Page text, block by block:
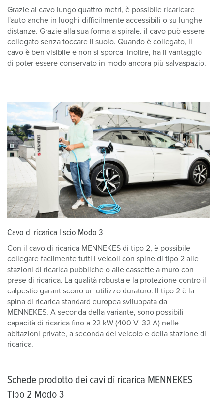
Grazie al cavo lungo quattro metri, è possibile ricaricare
l'auto anche in luoghi difficilmente accessibili o su lunghe
distanze. Grazie alla sua forma a spirale, il cavo può essere
collegato senza toccare il suolo. Quando è collegato, il
cavo è ben visibile e non si sporca. Inoltre, ha il vantaggio
di poter essere conservato in modo ancora più salvaspazio.
Cavo di ricarica liscio Modo 3
Con il cavo di ricarica MENNEKES di tipo 2, è possibile
collegare facilmente tutti i veicoli con spine di tipo 2 alle
stazioni di ricarica pubbliche o alle cassette a muro con
prese di ricarica. La qualità robusta e la protezione contro il
calpestio garantiscono un utilizzo duraturo. Il tipo 2 è la
spina di ricarica standard europea sviluppata da
MENNEKES. A seconda della variante, sono possibili
capacità di ricarica fino a 22 kW (400 V, 32 A) nelle
abitazioni private, a seconda del veicolo e della stazione di
ricarica.
Schede prodotto dei cavi di ricarica MENNEKES
Tipo 2 Modo 3